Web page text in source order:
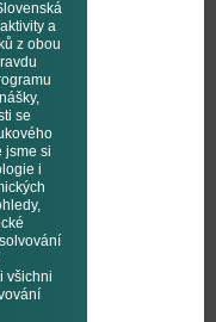
a
z obou
se
jsme si
i
všichni